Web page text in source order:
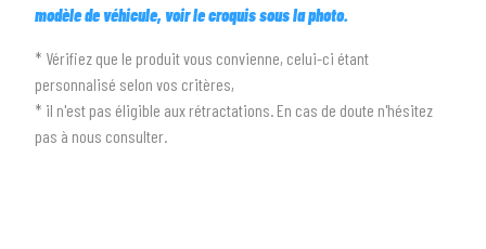
modèle de véhicule, voir le croquis sous la photo.
* Vérifiez que le produit vous convienne, celui-ci étant
personnalisé selon vos critères,
* il n'est pas éligible aux rétractations. En cas de doute n'hésitez
pas à nous consulter.